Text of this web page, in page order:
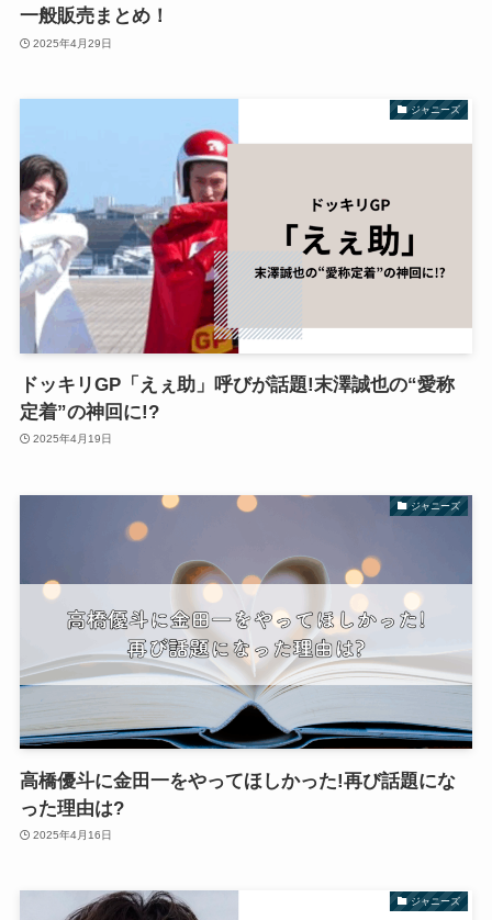
一般販売まとめ！
2025年4月29日
ジャニーズ
ドッキリGP「えぇ助」呼びが話題!末澤誠也の“愛称
定着”の神回に!?
2025年4月19日
ジャニーズ
高橋優斗に金田一をやってほしかった!再び話題にな
った理由は?
2025年4月16日
ジャニーズ